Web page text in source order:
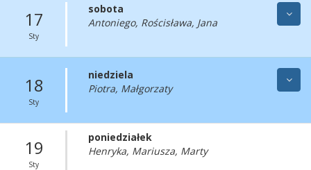
17
Sty
sobota
Antoniego, Rościsława, Jana
18
Sty
niedziela
Piotra, Małgorzaty
19
Sty
poniedziałek
Henryka, Mariusza, Marty